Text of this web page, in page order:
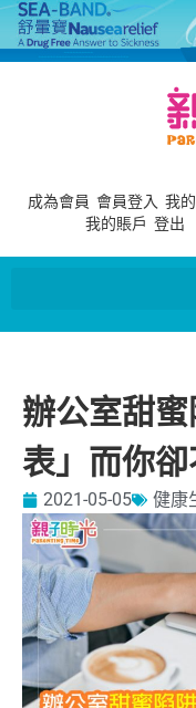
成為會員 會員登入 我
我的賬戶 登出
辦公室甜
表」而你卻
2021-05-05 健康